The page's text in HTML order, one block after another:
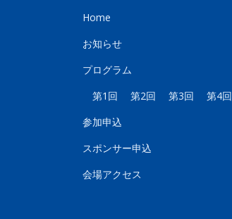
Home
お知らせ
プログラム
第1回
第2回 第3回 第4回
参加申込
スポンサー申込
会場アクセス